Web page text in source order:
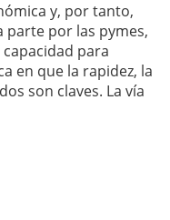
y, por tanto,
parte por las pymes,
para
en que la rapidez, la
son claves. La vía